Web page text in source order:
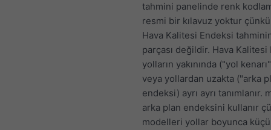
tahmini panelinde renk
resmi bir kılavuz yoktur
Hava Kalitesi Endeksi
parçası değildir. Hava Kalitesi
yolların yakınında ("yol
veya yollardan uzakta ("arka
endeksi) ayrı ayrı tanımlanır.
arka plan endeksini kullanır
modelleri yollar boyunca